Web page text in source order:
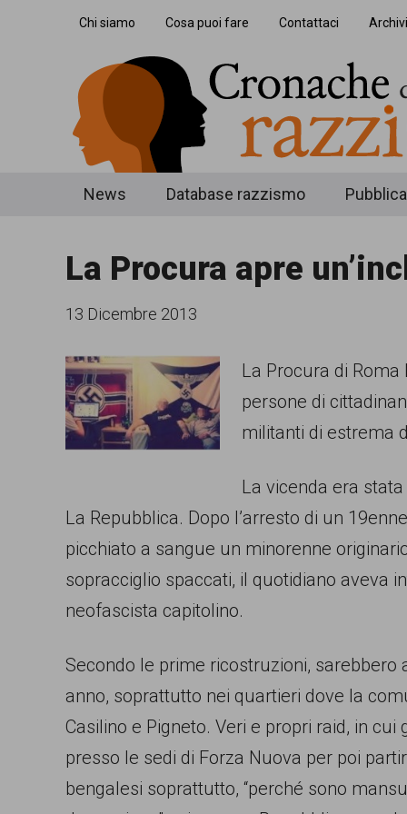
secondary
Chi siamo Cosa puoi fare Contattaci
Cronache
ordinario
razzismo
Cronachediordinariorazzismo.org
sito
di
approfondimento
e
comunicazione
al
fenomeno
del
razzismo
collaborazione
News Database razzismo
La Procura apre
13 Dicembre 2013
La Procura di Roma
persone di
militanti di estrema
La vicenda era
La Repubblica. Dopo l’arresto di un
picchiato a sangue un minorenne
sopracciglio spaccati, il quotidiano aveva
neofascista capitolino.
Secondo le prime ricostruzioni,
anno, soprattutto nei quartieri dove la
Casilino e Pigneto. Veri e propri raid, in
presso le sedi di Forza Nuova per poi
bengalesi soprattutto, “perché sono